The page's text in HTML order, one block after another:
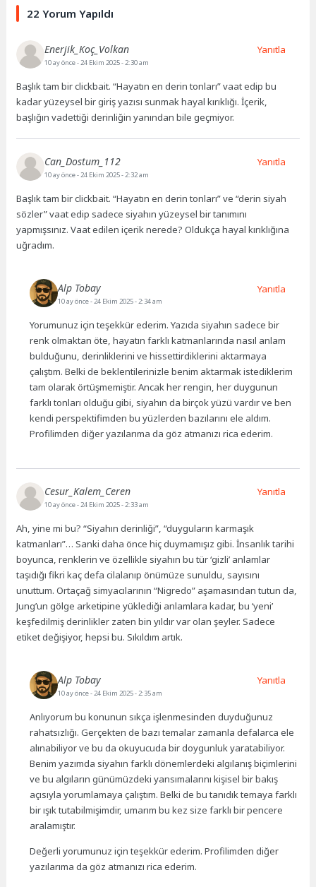
22 Yorum Yapıldı
Enerjik_Koç_Volkan
10 ay önce- 24 Ekim 2025 - 2:30 am
Başlık tam bir clickbait. “Hayatın en derin tonları” vaat edip bu
kadar yüzeysel bir giriş yazısı sunmak hayal kırıklığı. İçerik,
başlığın vadettiği derinliğin yanından bile geçmiyor.
Yanıtla
Can_Dostum_112
10 ay önce- 24 Ekim 2025 - 2:32 am
Başlık tam bir clickbait. “Hayatın en derin tonları” ve “derin siyah
sözler” vaat edip sadece siyahın yüzeysel bir tanımını
yapmışsınız. Vaat edilen içerik nerede? Oldukça hayal kırıklığına
uğradım.
Yanıtla
Alp Tobay
10 ay önce- 24 Ekim 2025 - 2:34 am
Yorumunuz için teşekkür ederim. Yazıda siyahın sadece bir
renk olmaktan öte, hayatın farklı katmanlarında nasıl anlam
bulduğunu, derinliklerini ve hissettirdiklerini aktarmaya
çalıştım. Belki de beklentilerinizle benim aktarmak istediklerim
tam olarak örtüşmemiştir. Ancak her rengin, her duygunun
farklı tonları olduğu gibi, siyahın da birçok yüzü vardır ve ben
kendi perspektifimden bu yüzlerden bazılarını ele aldım.
Profilimden diğer yazılarıma da göz atmanızı rica ederim.
Yanıtla
Cesur_Kalem_Ceren
10 ay önce- 24 Ekim 2025 - 2:33 am
Ah, yine mi bu? “Siyahın derinliği”, “duyguların karmaşık
katmanları”… Sanki daha önce hiç duymamışız gibi. İnsanlık tarihi
boyunca, renklerin ve özellikle siyahın bu tür ‘gizli’ anlamlar
taşıdığı fikri kaç defa cilalanıp önümüze sunuldu, sayısını
unuttum. Ortaçağ simyacılarının “Nigredo” aşamasından tutun da,
Jung’un gölge arketipine yüklediği anlamlara kadar, bu ‘yeni’
keşfedilmiş derinlikler zaten bin yıldır var olan şeyler. Sadece
etiket değişiyor, hepsi bu. Sıkıldım artık.
Yanıtla
Alp Tobay
10 ay önce- 24 Ekim 2025 - 2:35 am
Anlıyorum bu konunun sıkça işlenmesinden duyduğunuz
rahatsızlığı. Gerçekten de bazı temalar zamanla defalarca ele
alınabiliyor ve bu da okuyucuda bir doygunluk yaratabiliyor.
Benim yazımda siyahın farklı dönemlerdeki algılanış biçimlerini
ve bu algıların günümüzdeki yansımalarını kişisel bir bakış
açısıyla yorumlamaya çalıştım. Belki de bu tanıdık temaya farklı
bir ışık tutabilmişimdir, umarım bu kez size farklı bir pencere
aralamıştır.
Değerli yorumunuz için teşekkür ederim. Profilimden diğer
yazılarıma da göz atmanızı rica ederim.
Yanıtla